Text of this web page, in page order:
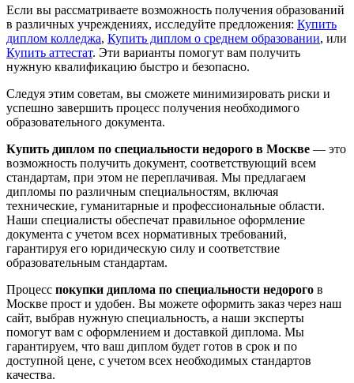
Если вы рассматриваете возможность получения образований
в различных учреждениях, исследуйте предложения: Купить
диплом колледжа, Купить диплом о среднем образовании, или
Купить аттестат. Эти варианты помогут вам получить
нужную квалификацию быстро и безопасно.
Следуя этим советам, вы сможете минимизировать риски и
успешно завершить процесс получения необходимого
образовательного документа.
Купить диплом по специальности недорого в Москве — это
возможность получить документ, соответствующий всем
стандартам, при этом не переплачивая. Мы предлагаем
дипломы по различным специальностям, включая
технические, гуманитарные и профессиональные области.
Наши специалисты обеспечат правильное оформление
документа с учетом всех нормативных требований,
гарантируя его юридическую силу и соответствие
образовательным стандартам.
Процесс покупки диплома по специальности недорого в
Москве прост и удобен. Вы можете оформить заказ через наш
сайт, выбрав нужную специальность, а наши эксперты
помогут вам с оформлением и доставкой диплома. Мы
гарантируем, что ваш диплом будет готов в срок и по
доступной цене, с учетом всех необходимых стандартов
качества.